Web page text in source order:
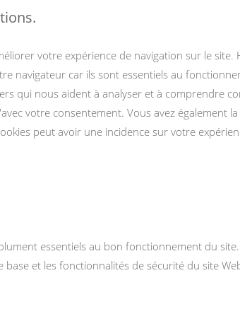
votre expérience de navigation sur le site.
navigateur car ils sont essentiels au
qui nous aident à analyser et à comprendre
votre consentement. Vous avez également
peut avoir une incidence sur votre
essentiels au bon fonctionnement du
et les fonctionnalités de sécurité du site